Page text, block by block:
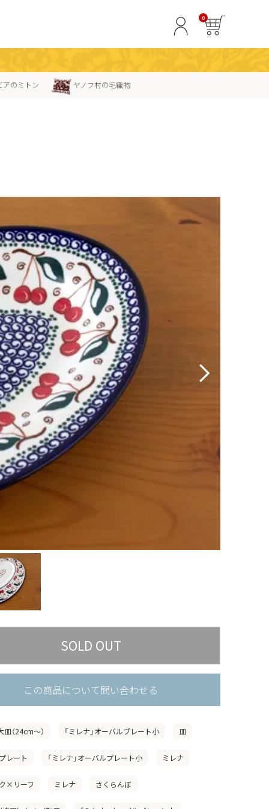
0
アのミトン ヤノフ村の毛織物
この商品について問い合わせる
皿（24cm〜） 「ミレナ」オーバルプレート小 皿
レート 「ミレナ」オーバルプレート小 ミレナ
×リーフ ミレナ さくらんぼ